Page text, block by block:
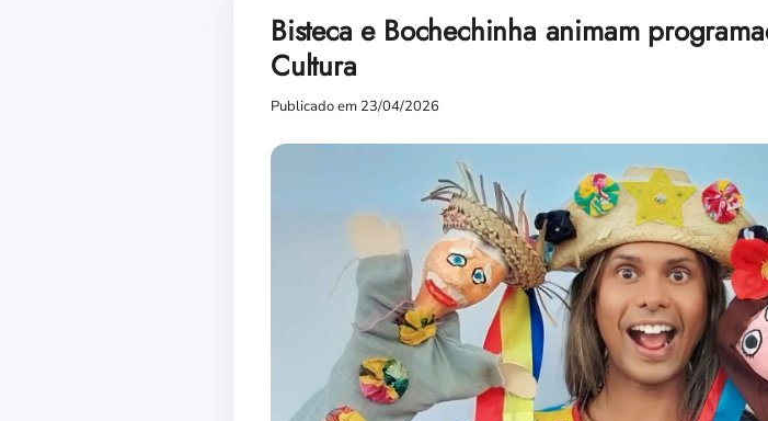
Bisteca e Bochechinha animam
Cultura
Publicado em 23/04/2026